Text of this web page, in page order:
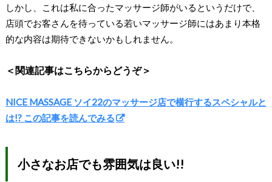
しかし、これは私に合ったマッサージ師がいるというだけで、
店頭でお客さんを待っている若いマッサージ師にはあまり本格
的な内容は期待できないかもしれません。
＜関連記事はこちらからどうぞ＞
NICE MASSAGE ソイ22のマッサージ店で横行するスペシャルと
は!? この記事を読んでみる
小さなお店でも雰囲気は良い!!